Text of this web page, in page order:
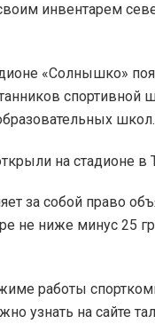
инвентарем
«Солнышко»
школ.
за собой право
не ниже минус 25
работы
узнать на сайте